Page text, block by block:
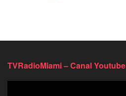
TVRadioMiami – Canal Youtube